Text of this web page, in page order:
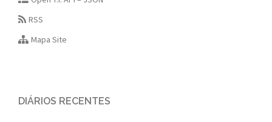
RSS
Mapa Site
DIÁRIOS RECENTES